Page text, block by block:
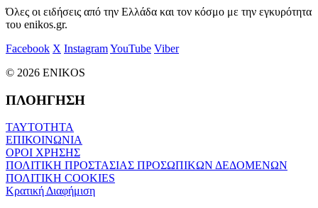
Όλες οι ειδήσεις από την Ελλάδα και τον κόσμο με την εγκυρότητα
του enikos.gr.
Facebook X InstagramYouTube Viber
© 2026 ENIKOS
ΠΛΟΗΓΗΣΗ
ΤΑΥΤΟΤΗΤΑ
ΕΠΙΚΟΙΝΩΝΙΑ
ΟΡΟΙ ΧΡΗΣΗΣ
ΠΟΛΙΤΙΚΗ ΠΡΟΣΤΑΣΙΑΣ ΠΡΟΣΩΠΙΚΩΝ ΔΕΔΟΜΕΝΩΝ
ΠΟΛΙΤΙΚΗ COOKIES
Κρατική Διαφήμιση